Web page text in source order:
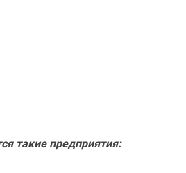
такие предприятия: